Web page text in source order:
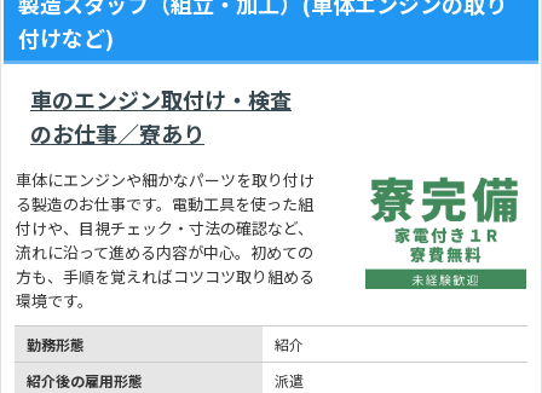
付けなど)
車のエンジン取付け・検査
のお仕事／寮あり
車体にエンジンや細かなパーツを取り付け
る製造のお仕事です。電動工具を使った組
付けや、目視チェック・寸法の確認など、
流れに沿って進める内容が中心。初めての
方も、手順を覚えればコツコツ取り組める
環境です。
勤務形態
紹介
紹介後の雇用形態
派遣